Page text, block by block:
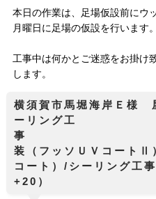
本日の作業は、足場仮設前にウ
月曜日に足場の仮設を行います。
工事中は何かとご迷惑をお掛け
します。
横須賀市馬堀海岸Ｅ様
ーリング工
事
装（フッソＵＶコートⅡ
コート）/シーリング工
+20）